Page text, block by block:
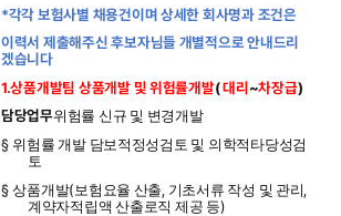
*각각 보험사별 채용건이며 상세한 회사명과 조건은
이력서 제출해주신 후보자님들 개별적으로 안내드리
겠습니다
1.상품개발팀 상품개발 및 위험률개발(대리~차장급)
담당업무위험률 신규 및 변경개발
§ 위험률 개발 담보적정성검토 및 의학적타당성검
토
§ 상품개발( 보험요율 산출 기초서류 작성 및 관리
계약자적립액 산출로직 제공 등)